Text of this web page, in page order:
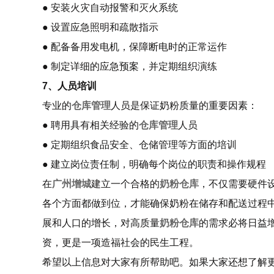
● 安装火灾自动报警和灭火系统
● 设置应急照明和疏散指示
● 配备备用发电机，保障断电时的正常运作
● 制定详细的应急预案，并定期组织演练
7、人员培训
专业的仓库管理 人员是保证奶粉质量的重要因素：
● 聘用具有相关经验的仓库管理 人员
● 定期组织食品安全、仓储管理等方面的培训
● 建立岗位责任制，明确每个岗位的职责和操作规程
在广州增城建立一个合格的奶粉仓库 ，不仅需要硬件
各个方面都做到位，才能确保奶粉在储存和配送过
展和人口的增长，对高质量奶粉仓库的需求必将日益
资，更是一项造福社会的民生工程。
希望以上信息对大家有所帮助吧。如果大家还想了